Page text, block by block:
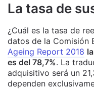
La tasa de
¿Cuál es la tasa de
datos de la Comisión
Ageing Report 2018
es del 78,7%. La
adquisitivo será un
dependen